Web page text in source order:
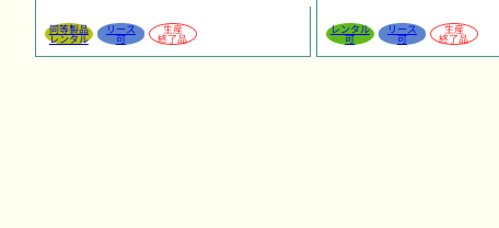
同等製品
レンタル
リース
可
生産
終了品
レンタル
可
リース
可
生産
終了品